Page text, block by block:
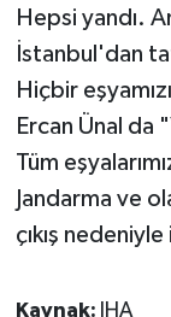
Hepsi yandı.
İstanbul'dan
Hiçbir
Ercan Ünal da
Tüm
Jandarma ve
çıkış
Kaynak: IHA